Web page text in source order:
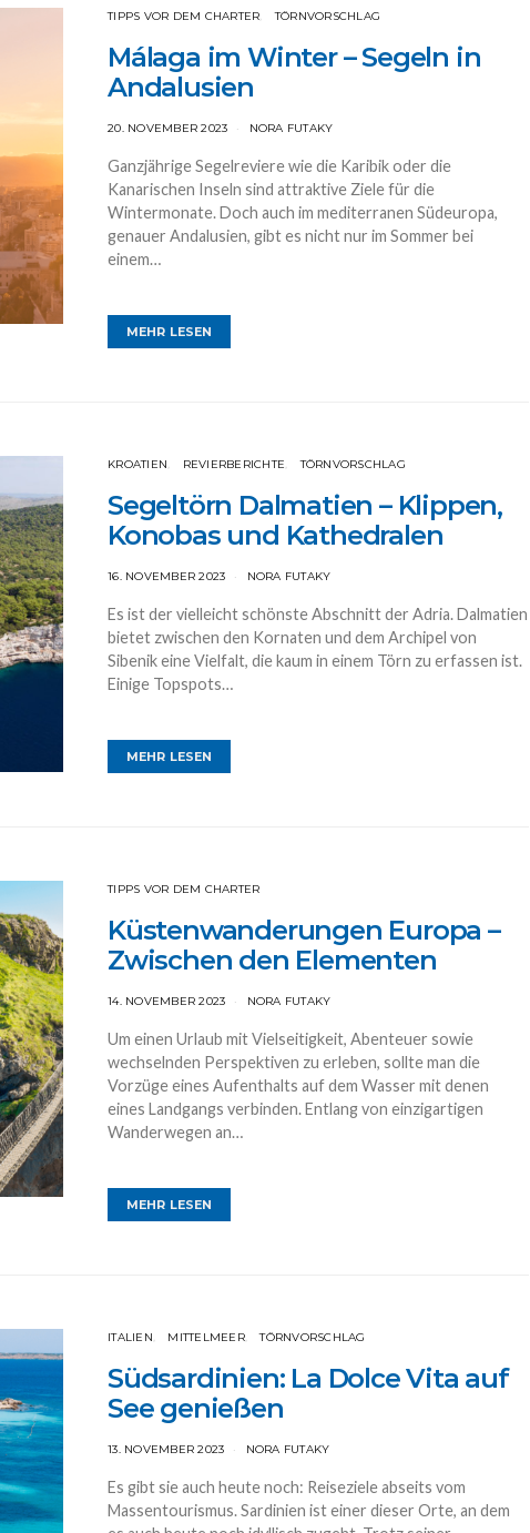
TIPPS VOR DEM CHARTER TÖRNVORSCHLAG
Málaga im Winter – Segeln in
Andalusien
20. NOVEMBER 2023 NORA FUTAKY
Ganzjährige Segelreviere wie die Karibik oder die
Kanarischen Inseln sind attraktive Ziele für die
Wintermonate. Doch auch im mediterranen Südeuropa,
genauer Andalusien, gibt es nicht nur im Sommer bei
einem…
MEHR LESEN
KROATIEN REVIERBERICHTE TÖRNVORSCHLAG
Segeltörn Dalmatien – Klippen,
Konobas und Kathedralen
16. NOVEMBER 2023 NORA FUTAKY
Es ist der vielleicht schönste Abschnitt der Adria. Dalmatien
bietet zwischen den Kornaten und dem Archipel von
Sibenik eine Vielfalt, die kaum in einem Törn zu erfassen ist.
Einige Topspots…
MEHR LESEN
TIPPS VOR DEM CHARTER
Küstenwanderungen Europa –
Zwischen den Elementen
14. NOVEMBER 2023 NORA FUTAKY
Um einen Urlaub mit Vielseitigkeit, Abenteuer sowie
wechselnden Perspektiven zu erleben, sollte man die
Vorzüge eines Aufenthalts auf dem Wasser mit denen
eines Landgangs verbinden. Entlang von einzigartigen
Wanderwegen an…
MEHR LESEN
ITALIEN MITTELMEER TÖRNVORSCHLAG
Südsardinien: La Dolce Vita auf
See genießen
13. NOVEMBER 2023 NORA FUTAKY
Es gibt sie auch heute noch: Reiseziele abseits vom
Massentourismus. Sardinien ist einer dieser Orte, an dem